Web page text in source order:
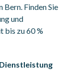
Finden Sie
und
bis zu 60 %